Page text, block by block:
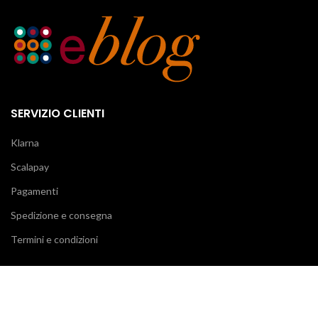
SERVIZIO CLIENTI
Klarna
Scalapay
Pagamenti
Spedizione e consegna
Termini e condizioni